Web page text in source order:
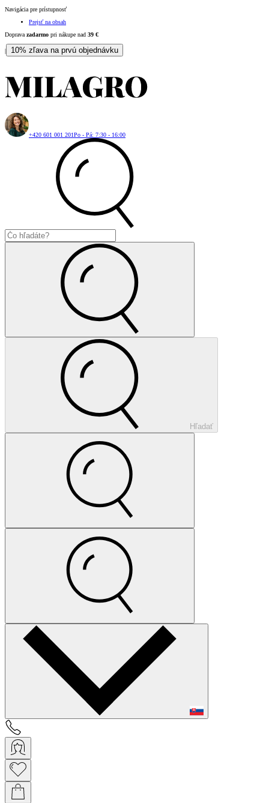
Navigácia pre prístupnosť
Prejsť na obsah
Doprava zadarmo pri nákupe nad 39 €
| 10% zľava na prvú objednávku
+420 601 001 201Po - Pá: 7:30 - 16:00
Hľadať